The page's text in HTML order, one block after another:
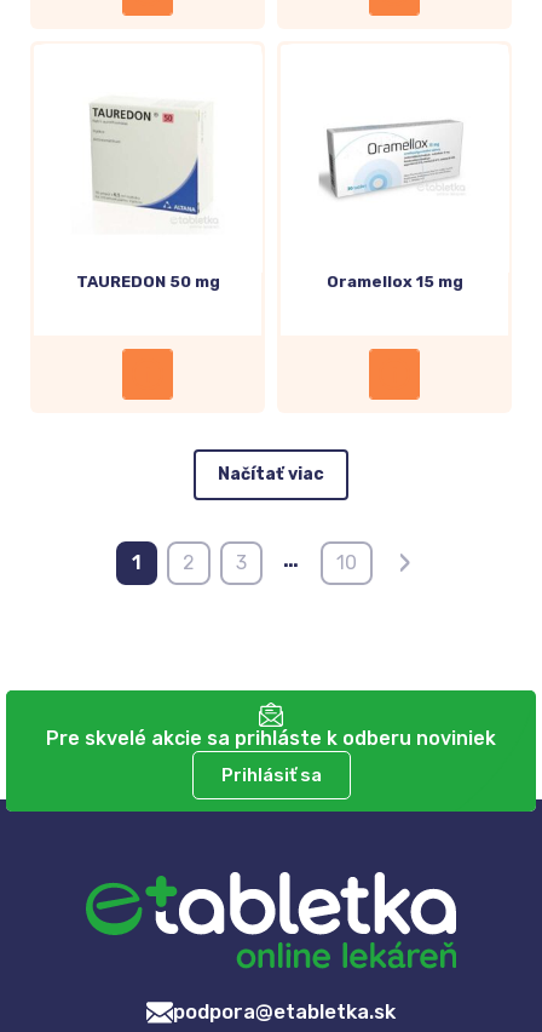
TAUREDON 50 mg Oramellox 15 mg
Načítať viac
1 2 3 … 10 ›
Pre skvelé akcie sa prihláste k odberu noviniek
Prihlásiť sa
podpora@etabletka.sk